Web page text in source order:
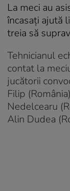
La meci au
încasați ajută
treia să
Tehnicianul
contat la
jucătorii
Filip
Nedelcearu
Alin Dudea